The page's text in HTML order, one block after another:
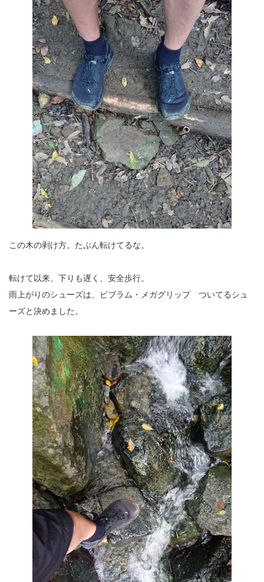
この木の剥け方。たぶん転けてるな。
転けて以来、下りも遅く、安全歩行。
雨上がりのシューズは、ビブラム・メガグリップ ついてるシュ
ーズと決めました。